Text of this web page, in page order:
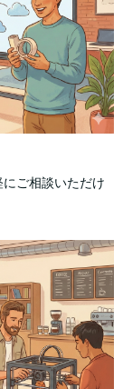
ご相談いただけ